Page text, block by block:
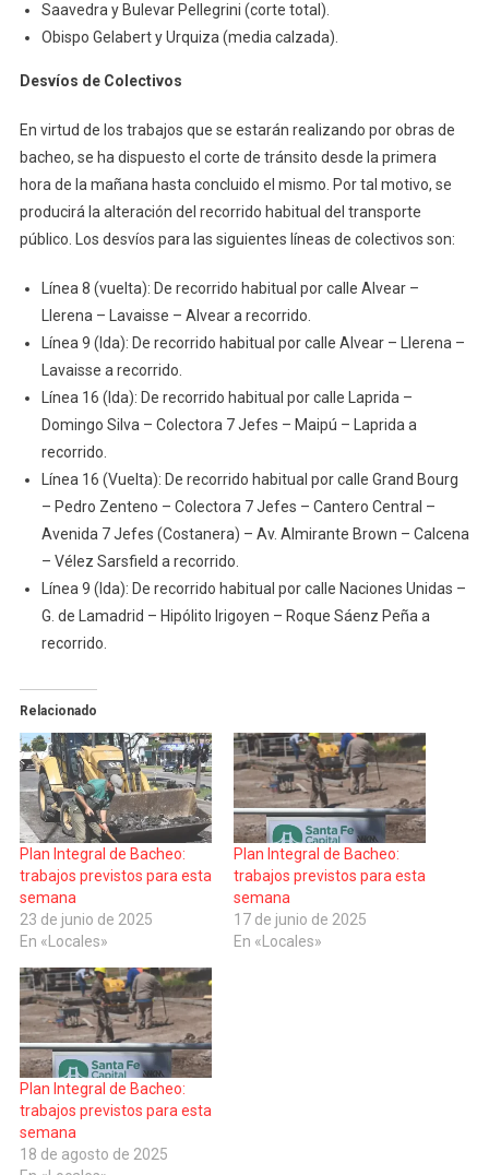
Saavedra y Bulevar Pellegrini (corte total).
Obispo Gelabert y Urquiza (media calzada).
Desvíos de Colectivos
En virtud de los trabajos que se estarán realizando por obras de
bacheo, se ha dispuesto el corte de tránsito desde la primera
hora de la mañana hasta concluido el mismo. Por tal motivo, se
producirá la alteración del recorrido habitual del transporte
público. Los desvíos para las siguientes líneas de colectivos son:
Línea 8 (vuelta): De recorrido habitual por calle Alvear –
Llerena – Lavaisse – Alvear a recorrido.
Línea 9 (Ida): De recorrido habitual por calle Alvear – Llerena –
Lavaisse a recorrido.
Línea 16 (Ida): De recorrido habitual por calle Laprida –
Domingo Silva – Colectora 7 Jefes – Maipú – Laprida a
recorrido.
Línea 16 (Vuelta): De recorrido habitual por calle Grand Bourg
– Pedro Zenteno – Colectora 7 Jefes – Cantero Central –
Avenida 7 Jefes (Costanera) – Av. Almirante Brown – Calcena
– Vélez Sarsfield a recorrido.
Línea 9 (Ida): De recorrido habitual por calle Naciones Unidas –
G. de Lamadrid – Hipólito Irigoyen – Roque Sáenz Peña a
recorrido.
Relacionado
Plan Integral de Bacheo:
trabajos previstos para esta
semana
23 de junio de 2025
En «Locales»
Plan Integral de Bacheo:
trabajos previstos para esta
semana
17 de junio de 2025
En «Locales»
Plan Integral de Bacheo:
trabajos previstos para esta
semana
18 de agosto de 2025